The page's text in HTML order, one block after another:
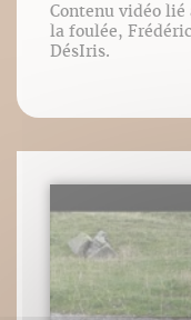
Contenu vidéo lié
la foulée,
DésIris.